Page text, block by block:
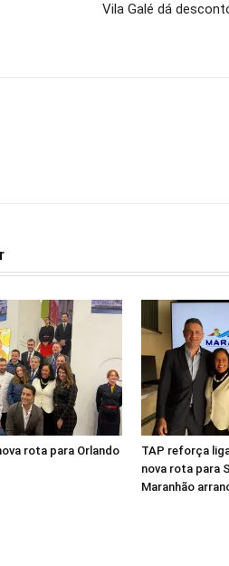
Vila Galé dá
rota para Orlando
TAP reforça
nova rota para
Maranhão